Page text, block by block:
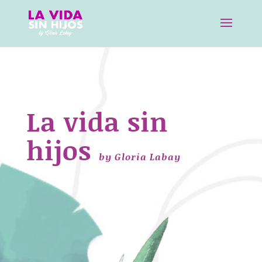
La vida sin
hijos by Gloria Labay